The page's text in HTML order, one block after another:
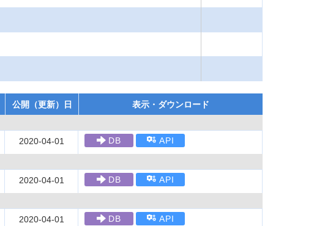
公開（更新）日
表示・ダウンロード
2020-04-01 DB API
2020-04-01 DB API
2020-04-01 DB API